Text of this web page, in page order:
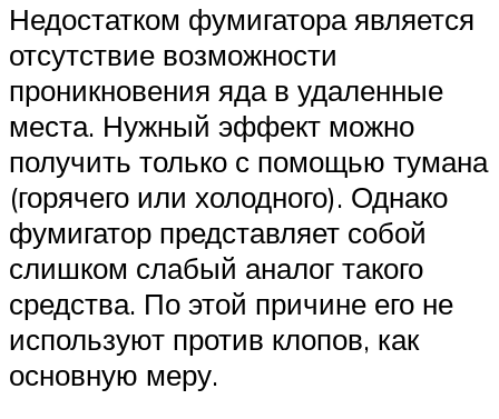
Недостатком фумигатора является
отсутствие возможности
проникновения яда в удаленные
места. Нужный эффект можно
получить только с помощью тумана
(горячего или холодного). Однако
фумигатор представляет собой
слишком слабый аналог такого
средства. По этой причине его не
используют против клопов, как
основную меру.